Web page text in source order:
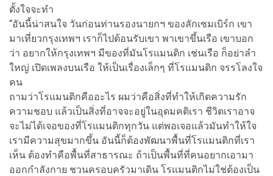
ตั้งใจจะทำ
“อันนี้น่าสนใจ วันก่อนท่านรองนายกฯ ของลักเซมเบิร์ก เขา
มาเที่ยวกรุงเทพฯ เราก็ไปต้อนรับเขา พาเขาขึ้นเรือ เขาบอก
ว่า อยากให้กรุงเทพฯ มีของที่มันโรแมนติก เช่นเรือ ก็อย่าลำ
ใหญ่ เปิดเพลงบนเรือ ให้เป็นเรื่องเล็กๆ ที่โรแมนติก จรรโลงใจ
คน
ถามว่าโรแมนติกคืออะไร ผมว่าคือสิ่งที่ทำให้เกิดความรัก
ความชอบ แล้วเป็นสิ่งที่อาจจะอยู่ในอุดมคติเรา ชีวิตเราอาจ
จะไม่ได้เจอของที่โรแมนติกทุกวัน แต่พอเจอแล้วมันทำให้ใจ
เรามีความสุขมากขึ้น อันนี้ก็ต้องพัฒนาพื้นที่โรแมนติกที่เรา
เห็น ต้องทำคือพื้นที่สาธารณะ ถ้าเป็นพื้นที่ที่คนอยากเอามา
ออกกำลังกาย ชวนครอบครัวมาเดิน โรแมนติกไม่ใช่ต้องเป็น